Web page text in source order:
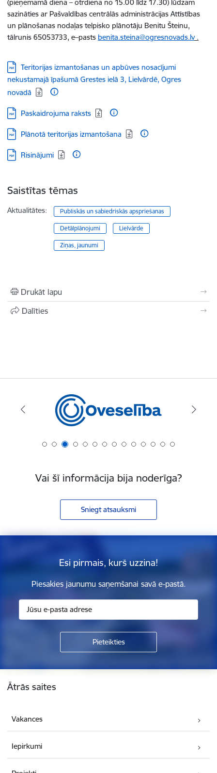
(pieņemamā diena – otrdiena no 15.00 līdz 17.30) lūdzam
sazināties ar Pašvaldības centrālās administrācijas Attīstības
un plānošanas nodaļas telpisko plānotāju Benitu Šteinu,
tālrunis 65053733, e–pasts benita.steina@ogresnovads.lv.
Lejupielādēt:
Teritorijas izmantošanas un apbūves nosacījumi
nekustamajā īpašumā Grestes ielā 3, Lielvārdē, Ogres
novadā
Lejupielādēt:
Paskaidrojuma raksts
Lejupielādēt:
Plānotā teritorijas izmantošana
Lejupielādēt:
Risinājumi
Saistītas tēmas
Aktualitātes: Publiskās un sabiedriskās apspriešanas
Detālplānojumi Lielvārde
Ziņas, jaunumi
Drukāt lapu
Dalīties
Vai šī informācija bija noderīga?
Sniegt atsauksmi
Esi pirmais, kurš uzzina!
Piesakies jaunumu saņemšanai savā e-pastā.
Ātrās saites
Vakances
Iepirkumi